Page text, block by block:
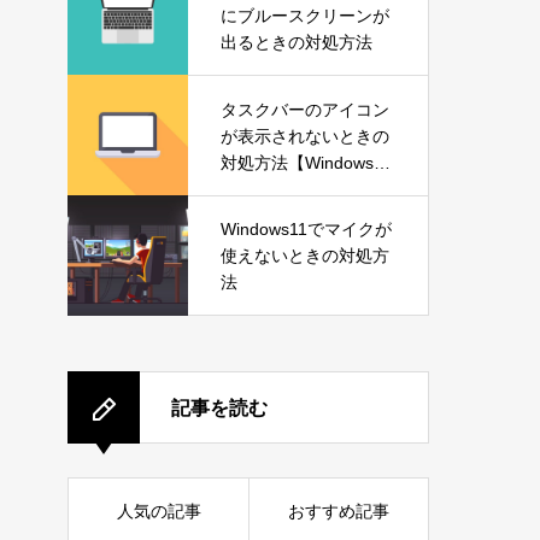
にブルースクリーンが
出るときの対処方法
タスクバーのアイコン
が表示されないときの
対処方法【Windows1
Windows11でマイクが
使えないときの対処方
法
記事を読む
人気の記事 おすすめ記事